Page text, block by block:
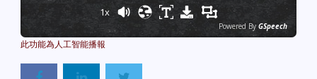
1x
Powered By GSpeech